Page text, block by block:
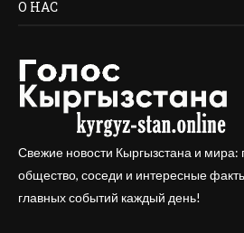
О НАС
Свежие новости Кыргызстана и мира:
общество, соседи и интересные
главных событий каждый день!